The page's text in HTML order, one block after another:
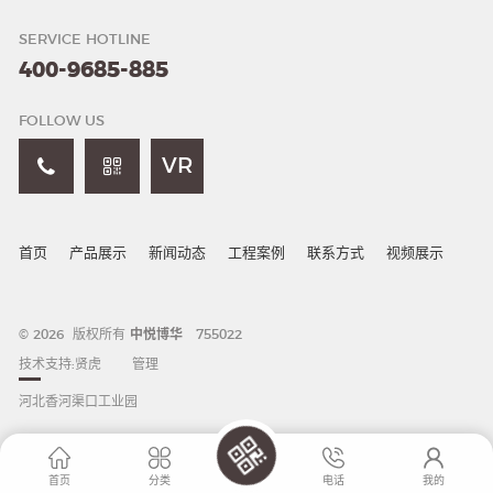
SERVICE HOTLINE
400-9685-885
FOLLOW US
VR
首页 产品展示 新闻动态 工程案例 联系方式 视频展示
© 2026 版权所有 中悦博华 755022
技术支持:贤虎 管理
河北香河渠口工业园
首页 分类 电话 我的